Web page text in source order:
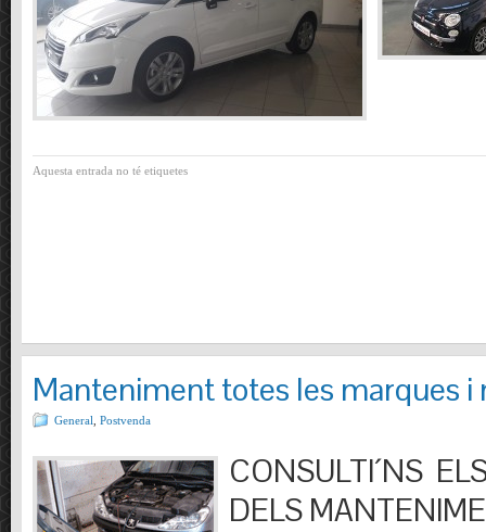
Aquesta entrada no té etiquetes
Manteniment totes les marques i
General Postvenda
CONSULTI´NS
DELS